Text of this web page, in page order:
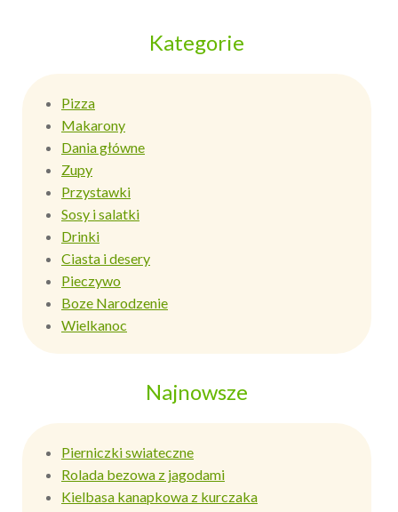
Kategorie
Pizza
Makarony
Dania główne
Zupy
Przystawki
Sosy i salatki
Drinki
Ciasta i desery
Pieczywo
Boze Narodzenie
Wielkanoc
Najnowsze
Pierniczki swiateczne
Rolada bezowa z jagodami
Kielbasa kanapkowa z kurczaka